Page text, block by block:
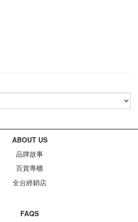
ABOUT US
品牌故事
百貨專櫃
全台經銷店
FAQS